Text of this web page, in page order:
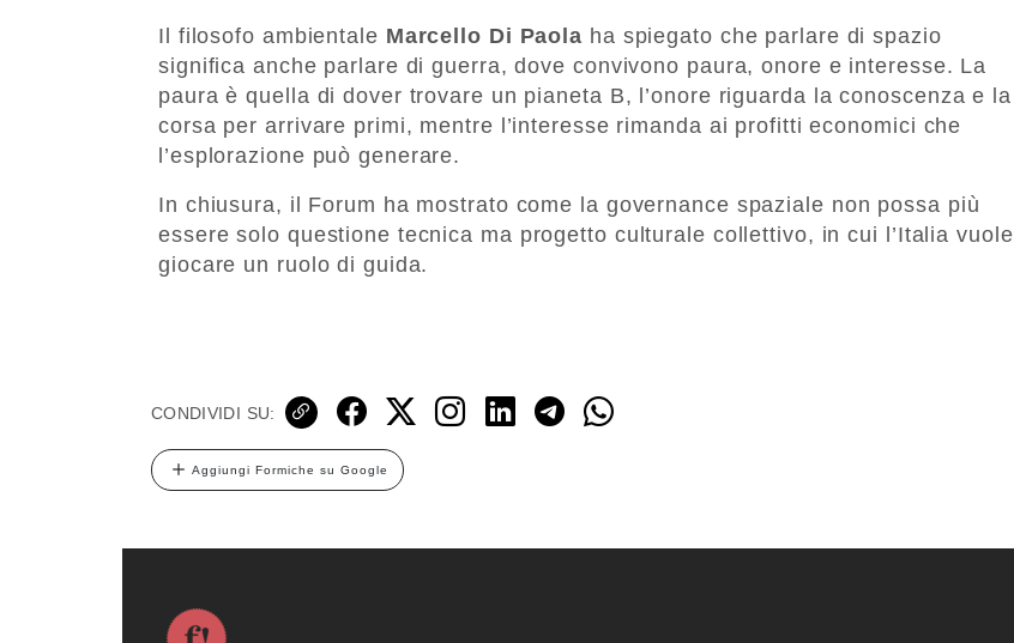
Il filosofo ambientale Marcello Di Paola ha spiegato che parlare di spazio
significa anche parlare di guerra, dove convivono paura, onore e interesse. La
paura è quella di dover trovare un pianeta B, l’onore riguarda la conoscenza e la
corsa per arrivare primi, mentre l’interesse rimanda ai profitti economici che
l’esplorazione può generare.
In chiusura, il Forum ha mostrato come la governance spaziale non possa più
essere solo questione tecnica ma progetto culturale collettivo, in cui l’Italia vuole
giocare un ruolo di guida.
CONDIVIDI SU:
Aggiungi Formiche su Google